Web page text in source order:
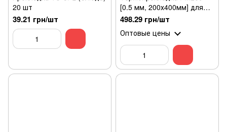
20 шт
39.21 грн/шт
[0.5 мм, 200х400мм] для
процессора
498.29 грн/шт
Оптовые цены